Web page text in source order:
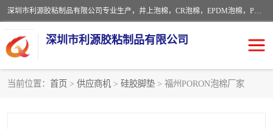
深圳市利源胶粘制品有限公司专业生产，井上泡棉，CR泡棉，EPDM泡棉，PORON泡棉厚度剖切，公差正负0.1mm，硅胶条，脚垫，异形一次成型，雕刻EVA海绵；包装材料:精密仪器、医疗器具、运输时缓冲、防震材料。建筑:住房装潢材料、房屋门窗密封；轻便、强韧性：轻便并且具有较强的韧性，良好的耐油性与耐溶剂性。隔热性：导热性低具有优越的保温性，具有的回弹性。
深圳市利源胶粘制品有限公司
当前位置： 首页 > 供应商机 > 硅胶脚垫 > 福州PORON泡棉厂家